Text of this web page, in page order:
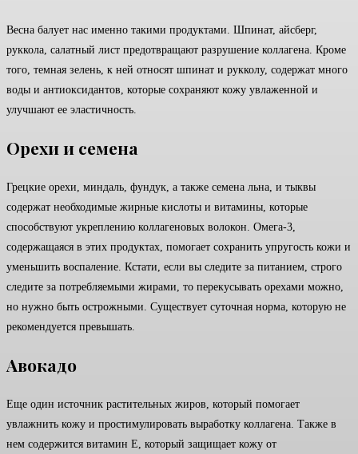
Весна балует нас именно такими продуктами. Шпинат, айсберг,
руккола, салатный лист предотвращают разрушение коллагена. Кроме
того, темная зелень, к ней относят шпинат и рукколу, содержат много
воды и антиоксидантов, которые сохраняют кожу увлаженной и
улучшают ее эластичность.
Орехи и семена
Грецкие орехи, миндаль, фундук, а также семена льна, и тыквы
содержат необходимые жирные кислоты и витамины, которые
способствуют укреплению коллагеновых волокон. Омега-3,
содержащаяся в этих продуктах, помогает сохранить упругость кожи и
уменьшить воспаление. Кстати, если вы следите за питанием, строго
следите за потребляемыми жирами, то перекусывать орехами можно,
но нужно быть острожными. Существует суточная норма, которую не
рекомендуется превышать.
Авокадо
Еще один источник растительных жиров, который помогает
увлажнить кожу и простимулировать выработку коллагена. Также в
нем содержится витамин Е, который защищает кожу от